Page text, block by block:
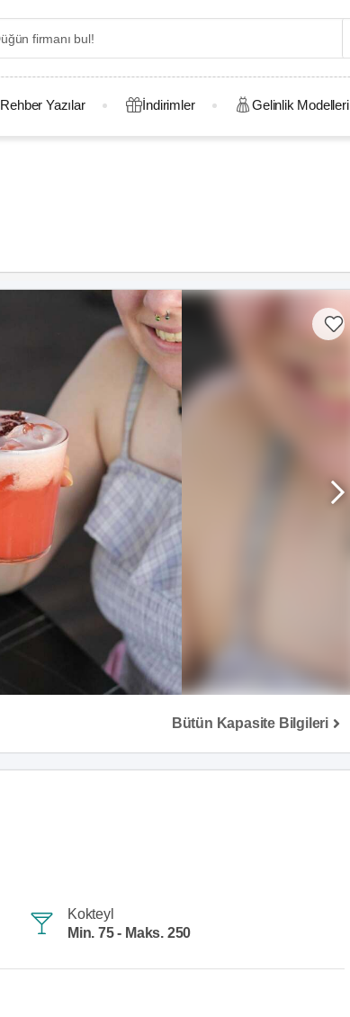
Rehber Yazılar İndirimler Gelinlik Modelleri
Bütün Kapasite Bilgileri
Kokteyl
Min. 75 - Maks. 250